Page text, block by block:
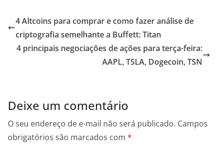
4 Altcoins para comprar e como fazer análise de
criptografia semelhante a Buffett: Titan
4 principais negociações de ações para terça-feira:
AAPL, TSLA, Dogecoin, TSN
Deixe um comentário
O seu endereço de e-mail não será publicado. Campos
obrigatórios são marcados com *